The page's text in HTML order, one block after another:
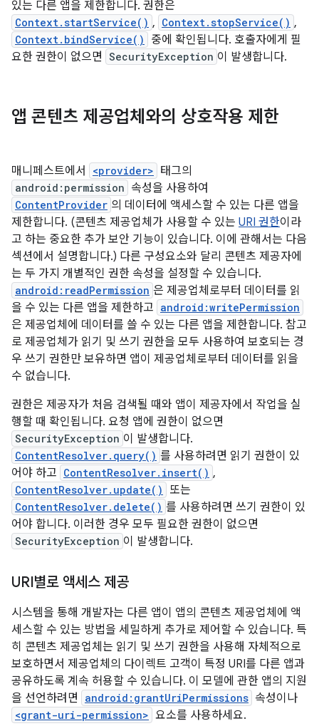
있는 다른 앱을 제한합니다. 권한은
Context.startService() , Context.stopService() ,
Context.bindService()
중에 확인됩니다. 호출자에게 필
요한 권한이 없으면 SecurityException 이 발생합니다.
앱 콘텐츠 제공업체와의 상호작용 제한
매니페스트에서 <provider> 태그의
android:permission 속성을 사용하여
ContentProvider 의 데이터에 액세스할 수 있는 다른 앱을
제한합니다. (콘텐츠 제공업체가 사용할 수 있는 URI 권한이라
고 하는 중요한 추가 보안 기능이 있습니다. 이에 관해서는 다음
섹션에서 설명합니다.) 다른 구성요소와 달리 콘텐츠 제공자에
는 두 가지 개별적인 권한 속성을 설정할 수 있습니다.
android:readPermission 은 제공업체로부터 데이터를 읽
을 수 있는 다른 앱을 제한하고 android:writePermission
은 제공업체에 데이터를 쓸 수 있는 다른 앱을 제한합니다. 참고
로 제공업체가 읽기 및 쓰기 권한을 모두 사용하여 보호되는 경
우 쓰기 권한만 보유하면 앱이 제공업체로부터 데이터를 읽을
수 없습니다.
권한은 제공자가 처음 검색될 때와 앱이 제공자에서 작업을 실
행할 때 확인됩니다. 요청 앱에 권한이 없으면
SecurityException 이 발생합니다.
ContentResolver.query() 를 사용하려면 읽기 권한이 있
어야 하고 ContentResolver.insert() ,
ContentResolver.update() 또는
ContentResolver.delete() 를 사용하려면 쓰기 권한이 있
어야 합니다. 이러한 경우 모두 필요한 권한이 없으면
SecurityException 이 발생합니다.
URI별로 액세스 제공
시스템을 통해 개발자는 다른 앱이 앱의 콘텐츠 제공업체에 액
세스할 수 있는 방법을 세밀하게 추가로 제어할 수 있습니다. 특
히 콘텐츠 제공업체는 읽기 및 쓰기 권한을 사용해 자체적으로
보호하면서 제공업체의 다이렉트 고객이 특정 URI를 다른 앱과
공유하도록 계속 허용할 수 있습니다. 이 모델에 관한 앱의 지원
을 선언하려면
android:grantUriPermissions 속성이나
<grant-uri-permission> 요소를 사용하세요.